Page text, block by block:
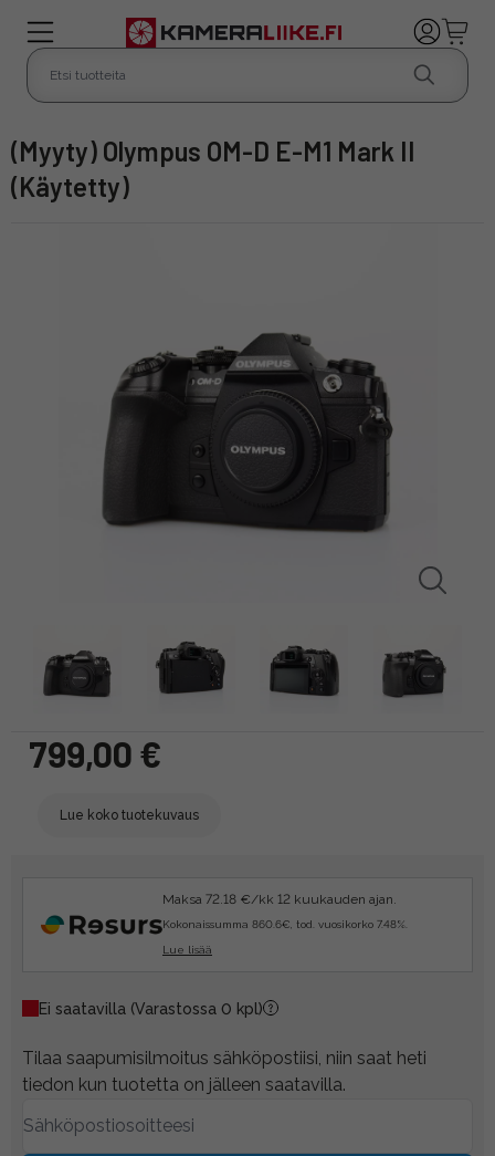
(Myyty) Olympus OM-D E-M1 Mark II
(Käytetty)
799,00 €
Lue koko tuotekuvaus
Maksa 72.18 €/kk 12 kuukauden ajan.
Kokonaissumma 860.6€, tod. vuosikorko 7.48%.
Lue lisää
Ei saatavilla (Varastossa 0 kpl)
Tilaa saapumisilmoitus sähköpostiisi, niin saat heti
tiedon kun tuotetta on jälleen saatavilla.